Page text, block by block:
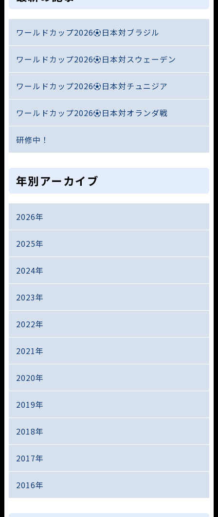
ワールドカップ2026⚽日本対ブラジル
ワールドカップ2026⚽日本対スウェーデン
ワールドカップ2026⚽日本対チュニジア
ワールドカップ2026⚽日本対オランダ戦
研修中！
年別アーカイブ
2026年
2025年
2024年
2023年
2022年
2021年
2020年
2019年
2018年
2017年
2016年